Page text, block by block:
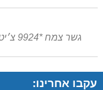
גשר צמח *9924 צ׳יטו טיגו 8 פרו המותג הסיני הגיע לצפון
עקבו אחרינו: